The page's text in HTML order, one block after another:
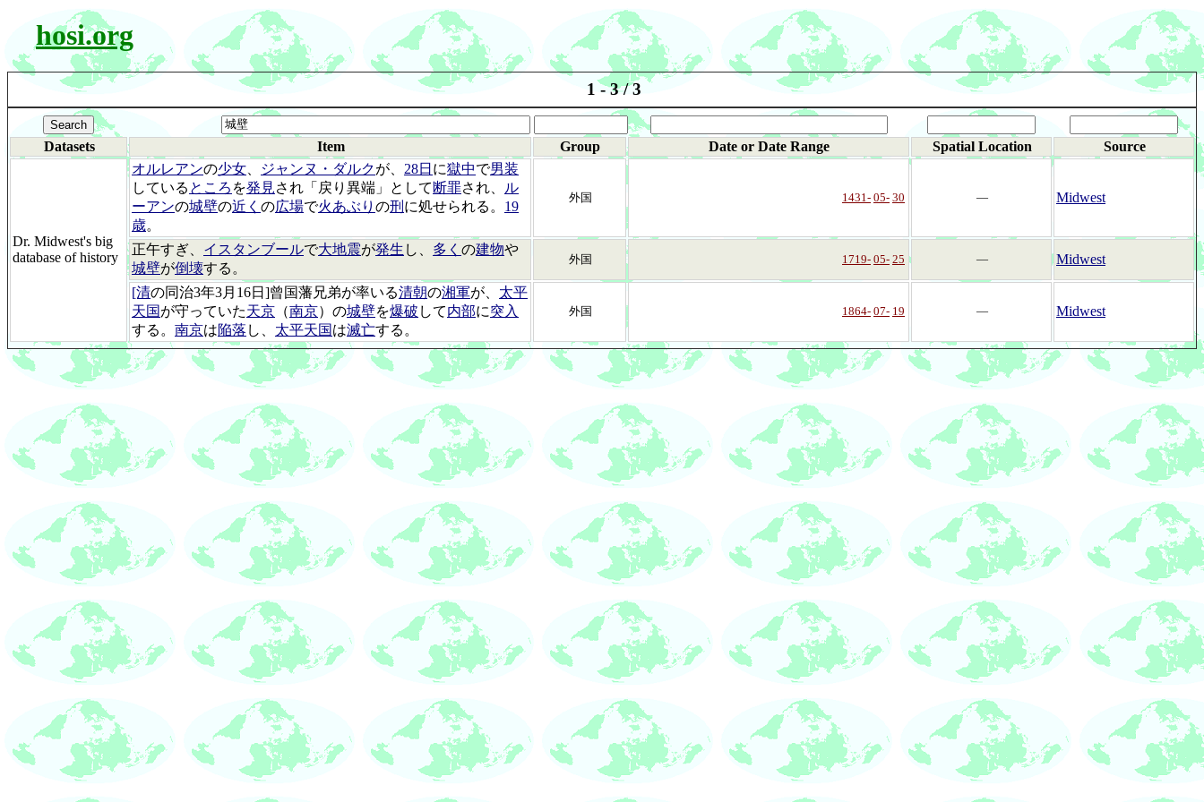
hosi.org
1 - 3 / 3
Datasets Item Group Date or Date Range Spatial Location Source
Dr. Midwest's big
database of history
オルレアンの少女 ジャンヌ・ダルクが、 28日 に獄中で男装
している ところ を発見され「戻り異端」として 断罪され、
ル
ーアンの城壁の近く の広場で火あぶり の刑 に処せられる。 19
歳。
外国 1431- 05- 30 ― Midwest
正午すぎ、 イスタンブールで大地震が発生 し、 多く の建物や
城壁が倒壊する。
外国 1719- 05- 25 ― Midwest
[清の同治3年3月16日]曾国藩兄弟が率いる清朝の湘軍が、 太平
天国が守っていた天京 （南京）の城壁を爆破 して内部に突入
する。 南京は陥落 し、 太平天国は滅亡する。
外国 1864- 07- 19 ― Midwest